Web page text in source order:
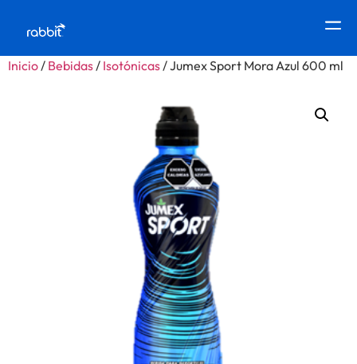
Inicio/ Bebidas/ Isotónicas/ Jumex Sport Mora Azul 600 ml